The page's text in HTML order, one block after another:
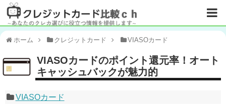
ホーム クレジットカード VIASOカード
VIASOカードのポイント還元率！オート
キャッシュバックが魅力的
VIASOカード